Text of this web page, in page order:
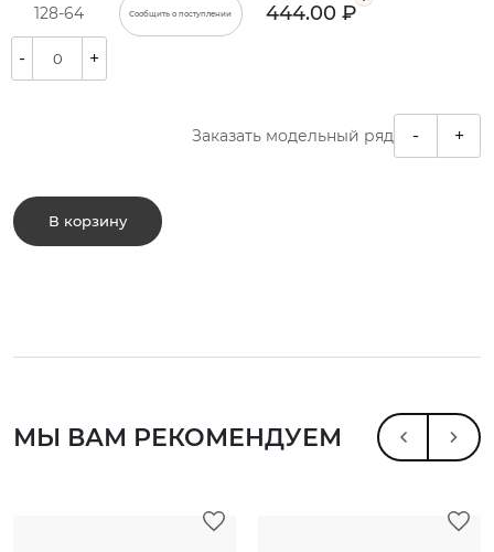
128-64 Сообщить о поступлении 444.00 ₽
- +
Заказать модельный ряд - +
В корзину
МЫ ВАМ РЕКОМЕНДУЕМ